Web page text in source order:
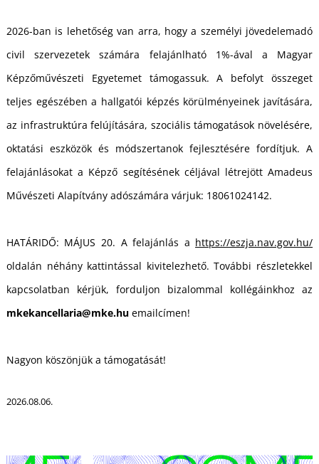
2026-ban is lehetőség van arra, hogy a személyi jövedelemadó
civil szervezetek számára felajánlható 1%-ával a Magyar
Képzőművészeti Egyetemet támogassuk. A befolyt összeget
teljes egészében a hallgatói képzés körülményeinek javítására,
az infrastruktúra felújítására, szociális támogatások növelésére,
oktatási eszközök és módszertanok fejlesztésére fordítjuk. A
felajánlásokat a Képző segítésének céljával létrejött Amadeus
Művészeti Alapítvány adószámára várjuk: 18061024142.
HATÁRIDŐ: MÁJUS 20. A felajánlás a https://eszja.nav.gov.hu/
oldalán néhány kattintással kivitelezhető. További részletekkel
kapcsolatban kérjük, forduljon bizalommal kollégáinkhoz az
mkekancellaria@mke.huemailcímen!
Nagyon köszönjük a támogatását!
2026.08.06.